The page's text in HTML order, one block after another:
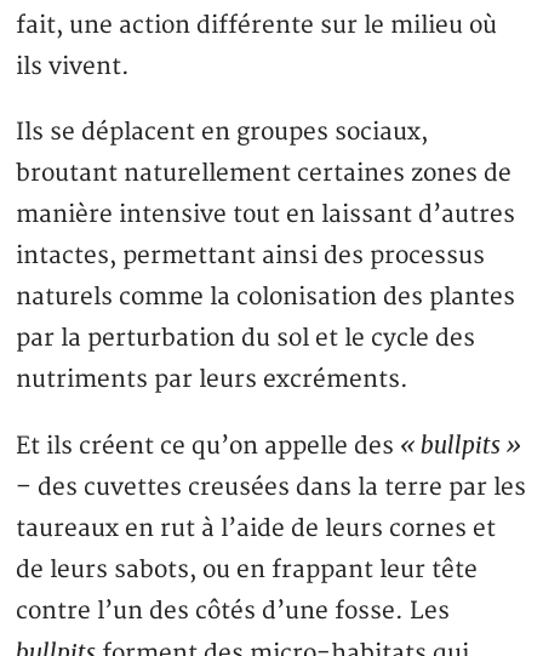
fait, une action différente sur le milieu où
ils vivent.
Ils se déplacent en groupes sociaux,
broutant naturellement certaines zones de
manière intensive tout en laissant d’autres
intactes, permettant ainsi des processus
naturels comme la colonisation des plantes
par la perturbation du sol et le cycle des
nutriments par leurs excréments.
Et ils créent ce qu’on appelle des « bullpits »
– des cuvettes creusées dans la terre par les
taureaux en rut à l’aide de leurs cornes et
de leurs sabots, ou en frappant leur tête
contre l’un des côtés d’une fosse. Les